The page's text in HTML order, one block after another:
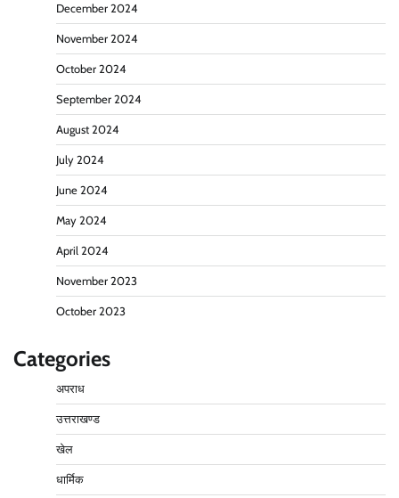
December 2024
November 2024
October 2024
September 2024
August 2024
July 2024
June 2024
May 2024
April 2024
November 2023
October 2023
Categories
अपराध
उत्तराखण्ड
खेल
धार्मिक